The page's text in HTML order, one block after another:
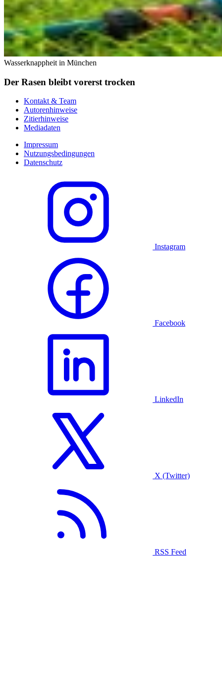
Wasserknappheit in München
Der Rasen bleibt vorerst trocken
Kontakt & Team
Autorenhinweise
Zitierhinweise
Mediadaten
Impressum
Nutzungsbedingungen
Datenschutz
Instagram
Facebook
LinkedIn
X (Twitter)
RSS Feed